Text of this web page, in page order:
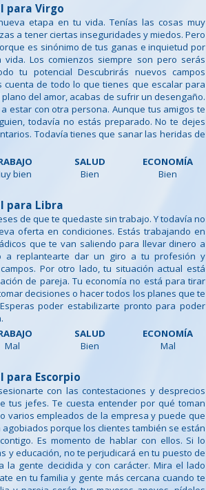
para Virgo
etapa en tu vida. Tenías las cosas muy
a tener ciertas inseguridades y miedos. Pero
es sinónimo de tus ganas e inquietud por
Los comienzos siempre son pero serás
tu potencial Descubrirás nuevos campos
de todo lo que tienes que escalar para
plano del amor, acabas de sufrir un desengaño.
estar con otra persona. Aunque tus amigos te
todavía no estás preparado. No te dejes
Todavía tienes que sanar las heridas de
bien
SALUD
Bien
ECONOMÍA
Bien
para Libra
de que te quedaste sin trabajo. Y todavía no
oferta en condiciones. Estás trabajando en
que te van saliendo para llevar dinero a
a replantearte dar un giro a tu profesión y
Por otro lado, tu situación actual está
de pareja. Tu economía no está para tirar
decisiones o hacer todos los planes que te
poder estabilizarte pronto para poder
Mal
SALUD
Bien
ECONOMÍA
Mal
para Escorpio
con las contestaciones y desprecios
tus jefes. Te cuesta entender por qué toman
varios empleados de la empresa y puede que
agobiados porque los clientes también se están
Es momento de hablar con ellos. Si lo
y educación, no te perjudicará en tu puesto de
la gente decidida y con carácter. Mira el lado
en tu familia y gente más cercana cuando te